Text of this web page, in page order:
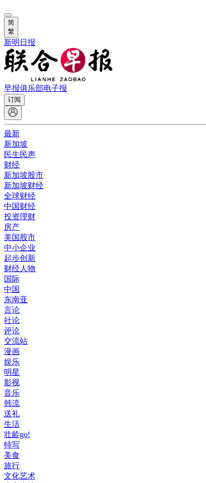
简
繁
新明日报
早报俱乐部电子报
订阅
最新
新加坡
民生民声
财经
新加坡股市
新加坡财经
全球财经
中国财经
投资理财
房产
美国股市
中小企业
起步创新
财经人物
国际
中国
东南亚
言论
社论
评论
交流站
漫画
娱乐
明星
影视
音乐
韩流
送礼
生活
壮龄go!
特写
美食
旅行
文化艺术